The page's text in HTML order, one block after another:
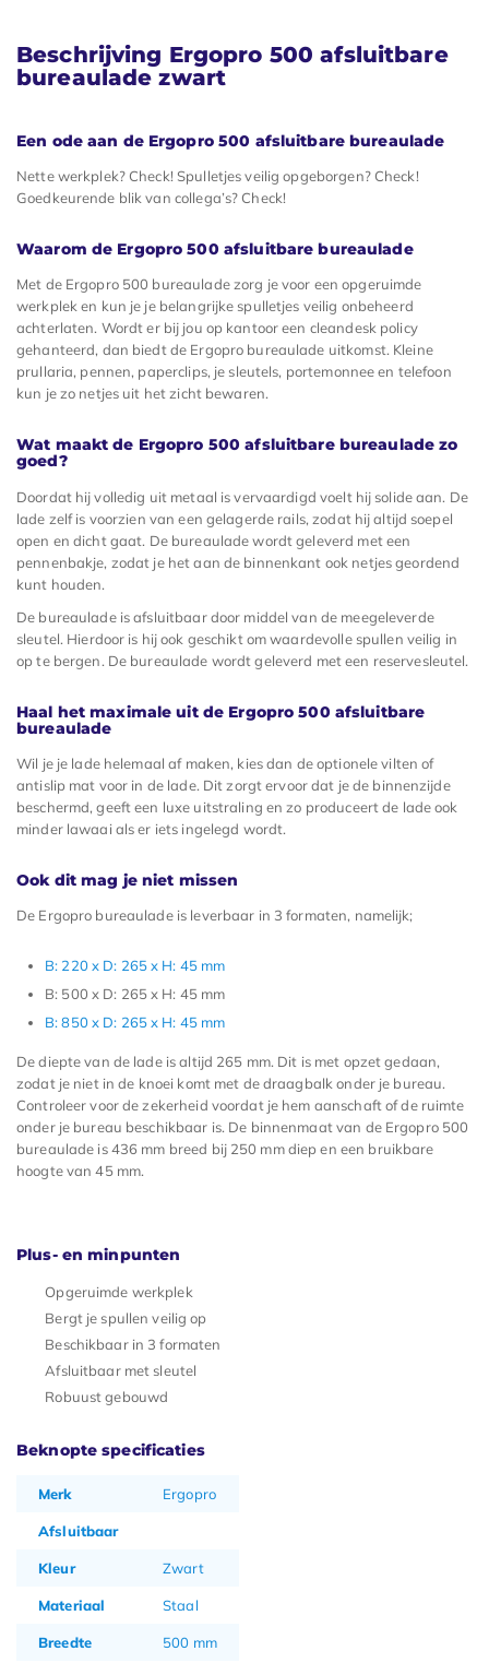
Beschrijving Ergopro 500 afsluitbare
bureaulade zwart
Een ode aan de Ergopro 500 afsluitbare bureaulade
Nette werkplek? Check! Spulletjes veilig opgeborgen? Check!
Goedkeurende blik van collega’s? Check!
Waarom de Ergopro 500 afsluitbare bureaulade
Met de Ergopro 500 bureaulade zorg je voor een opgeruimde
werkplek en kun je je belangrijke spulletjes veilig onbeheerd
achterlaten. Wordt er bij jou op kantoor een cleandesk policy
gehanteerd, dan biedt de Ergopro bureaulade uitkomst. Kleine
prullaria, pennen, paperclips, je sleutels, portemonnee en telefoon
kun je zo netjes uit het zicht bewaren.
Wat maakt de Ergopro 500 afsluitbare bureaulade zo
goed?
Doordat hij volledig uit metaal is vervaardigd voelt hij solide aan. De
lade zelf is voorzien van een gelagerde rails, zodat hij altijd soepel
open en dicht gaat. De bureaulade wordt geleverd met een
pennenbakje, zodat je het aan de binnenkant ook netjes geordend
kunt houden.
De bureaulade is afsluitbaar door middel van de meegeleverde
sleutel. Hierdoor is hij ook geschikt om waardevolle spullen veilig in
op te bergen. De bureaulade wordt geleverd met een reservesleutel.
Haal het maximale uit de Ergopro 500 afsluitbare
bureaulade
Wil je je lade helemaal af maken, kies dan de optionele vilten of
antislip mat voor in de lade. Dit zorgt ervoor dat je de binnenzijde
beschermd, geeft een luxe uitstraling en zo produceert de lade ook
minder lawaai als er iets ingelegd wordt.
Ook dit mag je niet missen
De Ergopro bureaulade is leverbaar in 3 formaten, namelijk;
B: 220 x D: 265 x H: 45 mm
B: 500 x D: 265 x H: 45 mm
B: 850 x D: 265 x H: 45 mm
De diepte van de lade is altijd 265 mm. Dit is met opzet gedaan,
zodat je niet in de knoei komt met de draagbalk onder je bureau.
Controleer voor de zekerheid voordat je hem aanschaft of de ruimte
onder je bureau beschikbaar is. De binnenmaat van de Ergopro 500
bureaulade is 436 mm breed bij 250 mm diep en een bruikbare
hoogte van 45 mm.
Plus- en minpunten
Opgeruimde werkplek
Bergt je spullen veilig op
Beschikbaar in 3 formaten
Afsluitbaar met sleutel
Robuust gebouwd
Beknopte specificaties
Merk Ergopro
Afsluitbaar
Kleur Zwart
Materiaal Staal
Breedte 500 mm